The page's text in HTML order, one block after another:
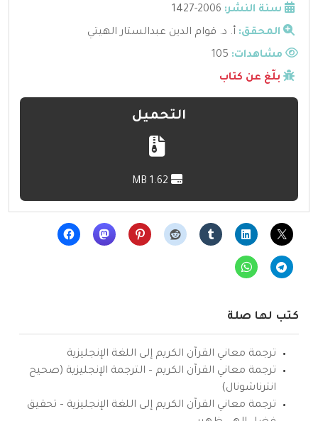
سنة النشر: 2006-1427
المحقق: أ. د. قوام الدين عبدالستار الهيتي
مشاهدات:
بلّغ عن كتاب
التحميل
كتب لها صلة
ترجمة معاني القرآن الكريم إلى اللغة الإنجليزية
ترجمة معاني القرآن الكريم – الترجمة الإنجليزية (صحيح
انترناشونال)
ترجمة معاني القرآن الكريم إلى اللغة الإنجليزية – تحقيق